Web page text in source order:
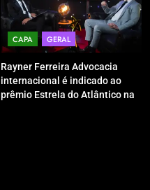
CAPA GERAL
Rayner Ferreira Advocacia
internacional é indicado ao
prêmio Estrela do Atlântico na